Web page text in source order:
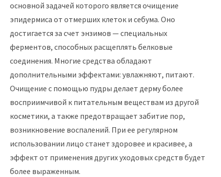
основной задачей которого является очищение
эпидермиса от отмерших клеток и себума. Оно
достигается за счет энзимов — специальных
ферментов, способных расщеплять белковые
соединения. Многие средства обладают
дополнительными эффектами: увлажняют, питают.
Очищение с помощью пудры делает дерму более
восприимчивой к питательным веществам из другой
косметики, а также предотвращает забитие пор,
возникновение воспалений. При ее регулярном
использовании лицо станет здоровее и красивее, а
эффект от применения других уходовых средств будет
более выраженным.